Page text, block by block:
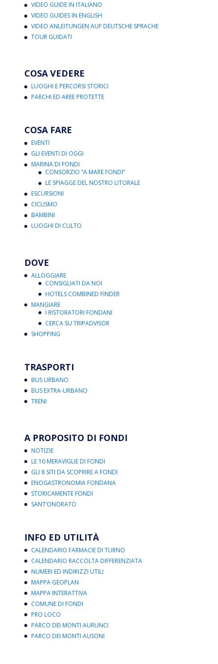
VIDEO GUIDE IN ITALIANO
VIDEO GUIDES IN ENGLISH
VIDEO ANLEITUNGEN AUF DEUTSCHE SPRACHE
TOUR GUIDATI
COSA VEDERE
LUOGHI E PERCORSI STORICI
PARCHI ED AREE PROTETTE
COSA FARE
EVENTI
GLI EVENTI DI OGGI
MARINA DI FONDI
CONSORZIO “A MARE FONDI”
LE SPIAGGE DEL NOSTRO LITORALE
ESCURSIONI
CICLISMO
BAMBINI
LUOGHI DI CULTO
DOVE
ALLOGGIARE
CONSIGLIATI DA NOI
HOTELS COMBINED FINDER
MANGIARE
I RISTORATORI FONDANI
CERCA SU TRIPADVISOR
SHOPPING
TRASPORTI
BUS URBANO
BUS EXTRA-URBANO
TRENI
A PROPOSITO DI FONDI
NOTIZIE
LE 10 MERAVIGLIE DI FONDI
GLI 8 SITI DA SCOPRIRE A FONDI
ENOGASTRONOMIA FONDANA
STORICAMENTE FONDI
SANT’ONORATO
INFO ED UTILITÀ
CALENDARIO FARMACIE DI TURNO
CALENDARIO RACCOLTA DIFFERENZIATA
NUMERI ED INDIRIZZI UTILI
MAPPA GEOPLAN
MAPPA INTERATTIVA
COMUNE DI FONDI
PRO LOCO
PARCO DEI MONTI AURUNCI
PARCO DEI MONTI AUSONI